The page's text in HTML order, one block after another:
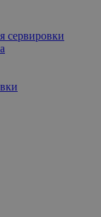
сервировки